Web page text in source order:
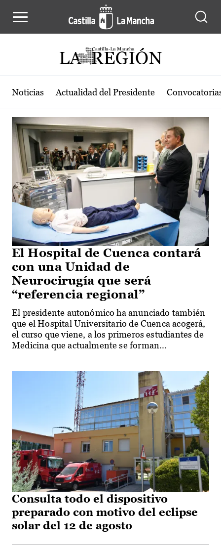
Actualidad de la región de Castilla-
Noticias Actualidad del Presidente
El Hospital de Cuenca contará
con una Unidad de
Neurocirugía que será
“referencia regional”
El presidente autonómico ha anunciado también
que el Hospital Universitario de Cuenca acogerá,
el curso que viene, a los primeros estudiantes de
Medicina que actualmente se forman...
Consulta todo el dispositivo
preparado con motivo del eclipse
solar del 12 de agosto